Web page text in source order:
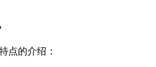
点的介绍：